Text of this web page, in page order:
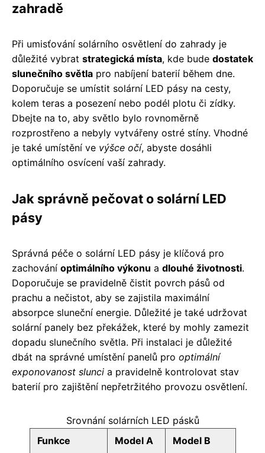
zahradě
Při umisťování solárního osvětlení do zahrady je
důležité vybrat strategická místa, kde bude dostatek
slunečního světla pro nabíjení baterií během dne.
Doporučuje se umístit solární LED pásy na cesty,
kolem teras a posezení nebo podél plotu či zídky.
Dbejte na to, aby světlo bylo rovnoměrně
rozprostřeno a nebyly vytvářeny ostré stíny. Vhodné
je také umístění ve výšce očí, abyste dosáhli
optimálního osvícení vaší zahrady.
Jak správně pečovat o solární LED
pásy
Správná péče o solární LED pásy je klíčová pro
zachování optimálního výkonu a dlouhé životnosti.
Doporučuje se pravidelně čistit povrch pásů od
prachu a nečistot, aby se zajistila maximální
absorpce sluneční energie. Důležité je také udržovat
solární panely bez překážek, které by mohly zamezit
dopadu slunečního světla. Při instalaci je důležité
dbát na správné umístění panelů pro optimální
exponovanost slunci a pravidelně kontrolovat stav
baterií pro zajištění nepřetržitého provozu osvětlení.
Srovnání solárních LED pásků
Funkce
Model A Model B